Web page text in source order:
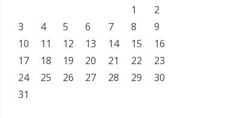
1
2
3
4 5 6 7 8
9
10
11 12 13 14 15
16
17
18 19 20 21 22
23
24
25 26 27 28 29
30
31